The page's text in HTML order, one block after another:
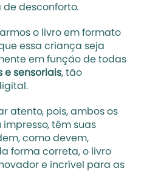
desconforto.
o livro em formato
essa criança seja
em função de todas
e sensoriais, tão
atento, pois, ambos os
têm suas
como devem,
forma correta, o livro
e incrível para as